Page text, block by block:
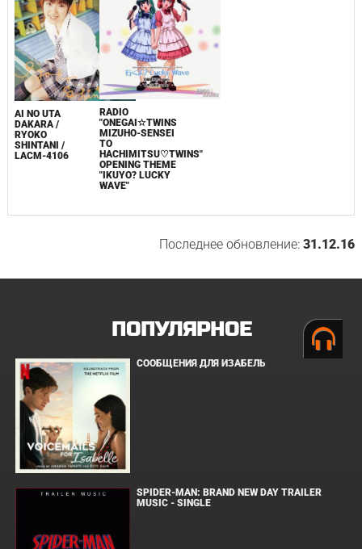
AI NO UTA
DAKARA /
RYOKO
SHINTANI /
LACM-4106
RADIO
"ONEGAI☆TWINS
MIZUHO-SENSEI
TO
HACHIMITSU♡TWINS"
OPENING THEME
"IKUYO? LUCKY
WAVE"
Последнее обновление:31.12.16
ПОПУЛЯРНОЕ
СООБЩЕНИЯ ДЛЯ ИЗАБЕЛЬ
SPIDER-MAN: BRAND NEW DAY TRAILER
MUSIC - SINGLE